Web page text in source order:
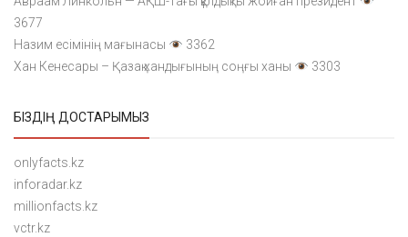
3677
Назим есімінің мағынасы
3362
Хан Кенесары – Қазақ хандығының соңғы ханы
3303
БІЗДІҢ ДОСТАРЫМЫЗ
onlyfacts.kz
inforadar.kz
millionfacts.kz
vctr.kz